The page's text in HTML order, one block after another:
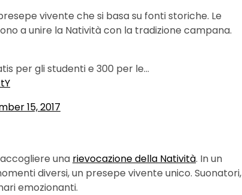
vivente che si basa su fonti storiche. Le
a unire la Natività con la tradizione campana.
per gli studenti e 300 per le…
15, 2017
una rievocazione della Natività. In un
diversi, un presepe vivente unico. Suonatori,
emozionanti.